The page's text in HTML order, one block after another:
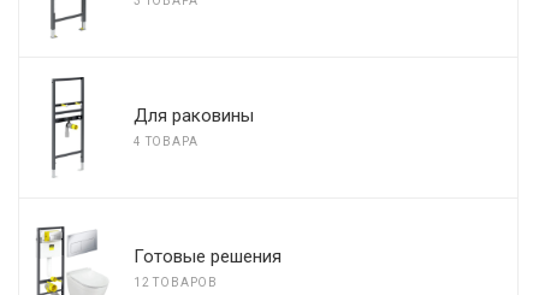
Для раковины
4 ТОВАРА
Готовые решения
12 ТОВАРОВ